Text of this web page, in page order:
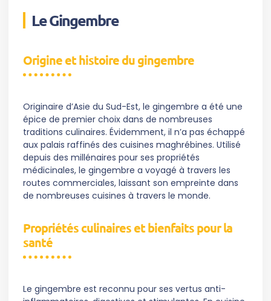
Le Gingembre
Origine et histoire du gingembre
Originaire d’Asie du Sud-Est, le gingembre a été une
épice de premier choix dans de nombreuses
traditions culinaires. Évidemment, il n’a pas échappé
aux palais raffinés des cuisines maghrébines. Utilisé
depuis des millénaires pour ses propriétés
médicinales, le gingembre a voyagé à travers les
routes commerciales, laissant son empreinte dans
de nombreuses cuisines à travers le monde.
Propriétés culinaires et bienfaits pour la
santé
Le gingembre est reconnu pour ses vertus anti-